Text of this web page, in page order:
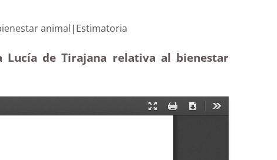
al bienestar animal|Estimatoria
de Tirajana relativa al bienestar